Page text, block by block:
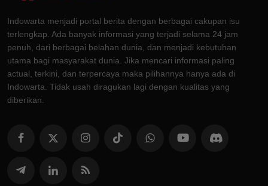
Indowarta menjadi portal berita dengan berbagai cakupan isu
terlengkap. Ada banyak informasi yang terjadi selama 24 jam
penuh, dari berbagai belahan dunia, dan menjadi kebutuhan
utama bagi masyarakat dunia. Jika mencari informasi paling
actual, terkini, dan terpercaya maka pilihannya hanya ada di
Indowarta. Tidak usah diragukan lagi dengan kualitas yang
diberikan.